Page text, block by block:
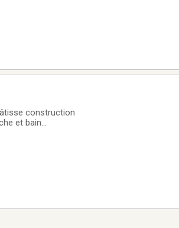
construction
et bain